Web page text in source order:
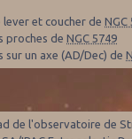
lever et coucher deNGC
proches deNGC 5749
sur un axe (AD/Dec) de
de l'observatoire de